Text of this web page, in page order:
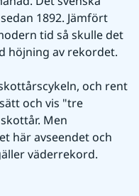
1892. Jämfört
tid så skulle det
höjning av rekordet.
och rent
och vis "tre
Men
här avseendet och
väderrekord.